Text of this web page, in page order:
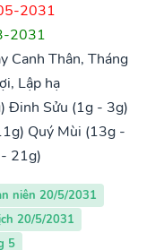
2031
2031
Canh Thân, Tháng
Lập hạ
Đinh Sửu (1g - 3g)
Quý Mùi (13g -
21g)
niên 20/5/2031
20/5/2031
5